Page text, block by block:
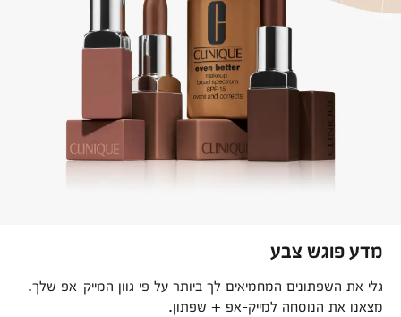
מדע פוגש צבע
גלי את השפתונים המחמיאים לך ביותר על פי גוון המייק-אפ שלך.
מצאנו את הנוסחה למייק-אפ + שפתון.